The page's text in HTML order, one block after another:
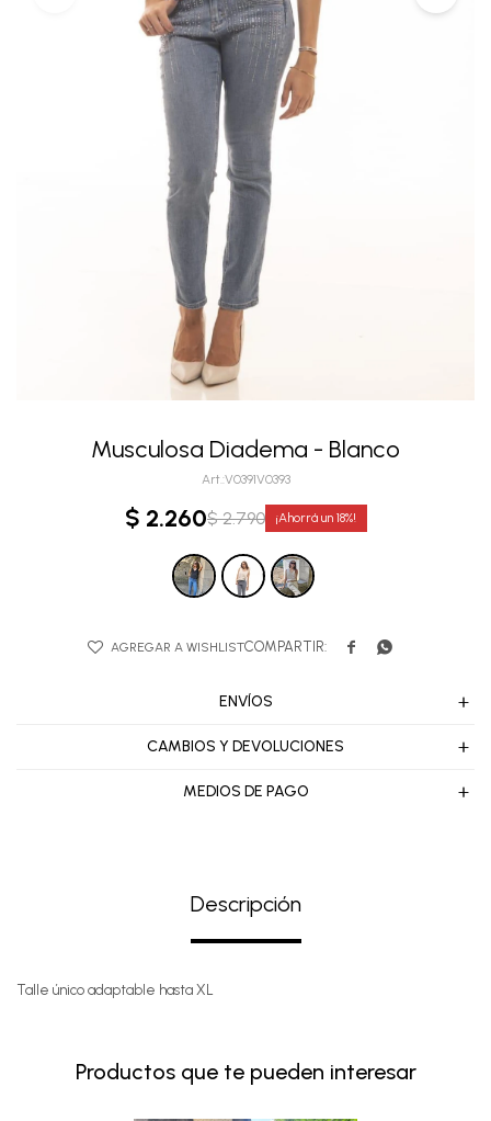
Musculosa Diadema - Blanco
V0391V0393
$ 2.260$ 2.790 18
 
ENVÍOS
CAMBIOS Y DEVOLUCIONES
MEDIOS DE PAGO
Descripción
Talle único adaptable hasta XL
Productos que te pueden interesar